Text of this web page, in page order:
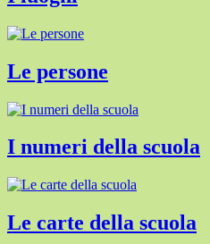
Le persone
I numeri della scuola
Le carte della scuola